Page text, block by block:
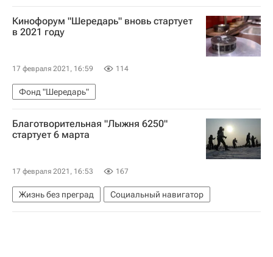
Кинофорум "Шередарь" вновь стартует
в 2021 году
17 февраля 2021, 16:59 114
Фонд "Шередарь"
Благотворительная "Лыжня 6250"
стартует 6 марта
17 февраля 2021, 16:53 167
Жизнь без преград Социальный навигатор